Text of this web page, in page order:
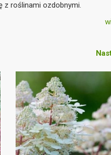
z roślinami ozdobnymi.